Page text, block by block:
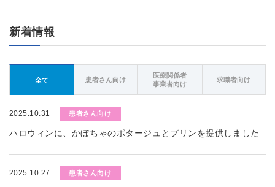
新着情報
全て 患者さん向け
医療関係者
事業者向け
求職者向け
2025.10.31 患者さん向け
ハロウィンに、かぼちゃのポタージュとプリンを提供しました
2025.10.27 患者さん向け